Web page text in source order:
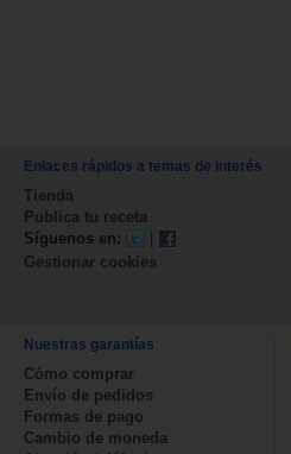
Enlaces rápidos a temas de interés
Tienda
Publica tu receta
Síguenos en:
|
Gestionar cookies
Nuestras garantías
Cómo comprar
Envío de pedidos
Formas de pago
Cambio de moneda